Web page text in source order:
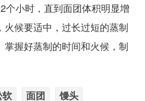
个小时，直到面团体积明显增
候要适中，过长过短的蒸制
握好蒸制的时间和火候，制
软 面团 馒头